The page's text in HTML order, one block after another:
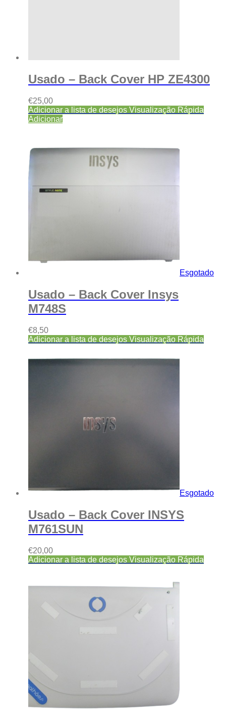
Usado – Back Cover HP ZE4300
€25,00
Adicionar a lista de desejos Visualização Rápida
Adicionar
Esgotado
Usado – Back Cover Insys
M748S
€8,50
Adicionar a lista de desejos Visualização Rápida
Esgotado
Usado – Back Cover INSYS
M761SUN
€20,00
Adicionar a lista de desejos Visualização Rápida